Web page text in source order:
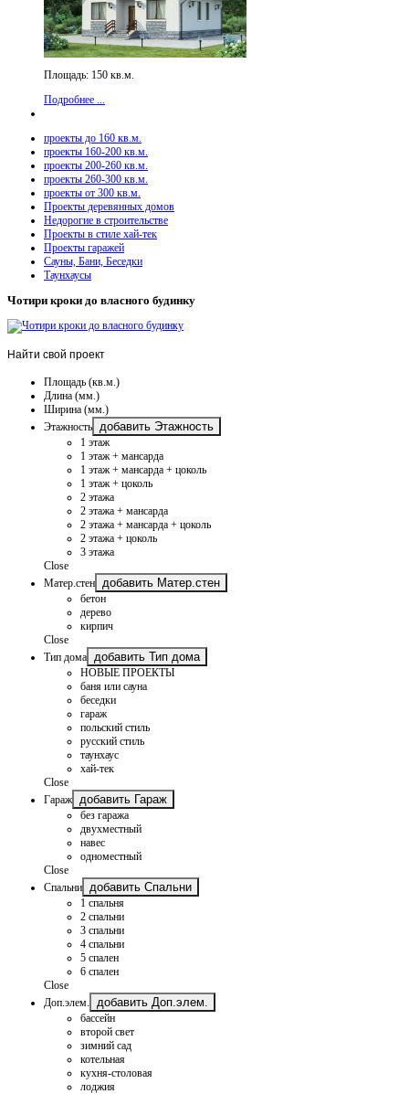
Площадь: 150 кв.м.
Подробнее ...
проекты до 160 кв.м.
проекты 160-200 кв.м.
проекты 200-260 кв.м.
проекты 260-300 кв.м.
проекты от 300 кв.м.
Проекты деревянных домов
Недорогие в строительстве
Проекты в стиле хай-тек
Проекты гаражей
Сауны, Бани, Беседки
Таунхаусы
Чотири кроки до власного будинку
Найти свой проект
Площадь (кв.м.)
Длина (мм.)
Ширина (мм.)
Этажность
добавить Этажность
1 этаж
1 этаж + мансарда
1 этаж + мансарда + цоколь
1 этаж + цоколь
2 этажа
2 этажа + мансарда
2 этажа + мансарда + цоколь
2 этажа + цоколь
3 этажа
Close
Матер.стен
добавить Матер.стен
бетон
дерево
кирпич
Close
Тип дома
добавить Тип дома
НОВЫЕ ПРОЕКТЫ
баня или сауна
беседки
гараж
польский стиль
русский стиль
таунхаус
хай-тек
Close
Гараж
добавить Гараж
без гаража
двухместный
навес
одноместный
Close
Спальни
добавить Спальни
1 спальня
2 спальни
3 спальни
4 спальни
5 спален
6 спален
Close
Доп.элем.
добавить Доп.элем.
бассейн
второй свет
зимний сад
котельная
кухня-столовая
лоджия